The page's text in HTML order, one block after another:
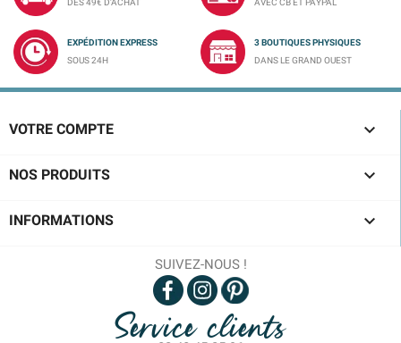
DÈS 49€ D'ACHAT
AVEC CB ET PAYPAL
EXPÉDITION EXPRESS
SOUS 24H
3 BOUTIQUES PHYSIQUES
DANS LE GRAND OUEST
VOTRE COMPTE 
NOS PRODUITS 
INFORMATIONS 
SUIVEZ-NOUS !
Service clients